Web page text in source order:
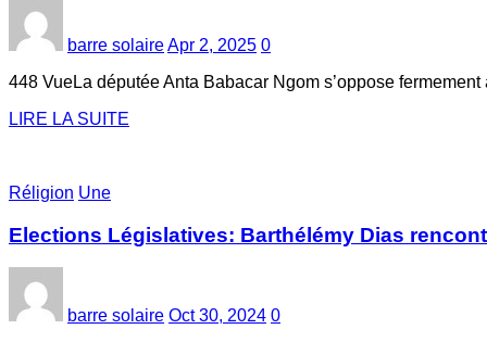
barre solaireApr 2, 2025 0
448 VueLa députée Anta Babacar Ngom s’oppose
LIRE LA SUITE
Réligion Une
Elections Législatives: Barthélémy Dias
barre solaire Oct 30, 2024 0